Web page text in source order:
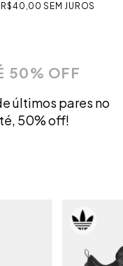
R$40,00 SEM JUROS
50% OFF
últimos pares no
50% off!